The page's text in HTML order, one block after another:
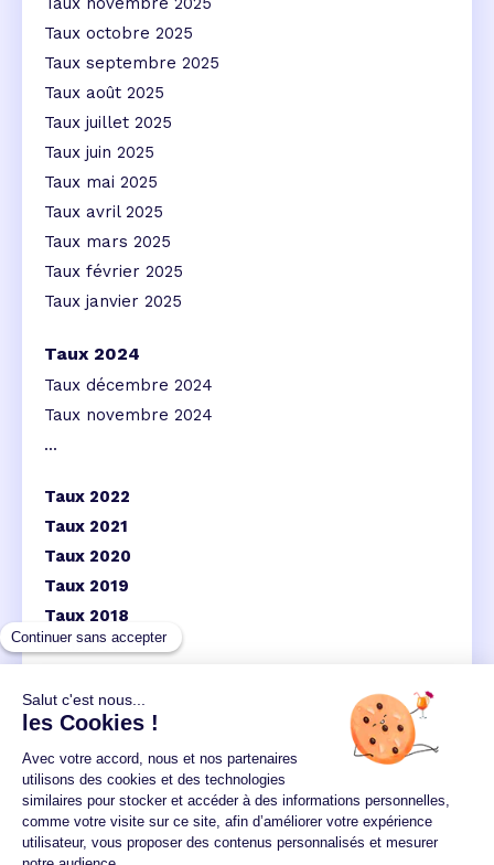
Taux octobre 2025
Taux septembre 2025
Taux août 2025
Taux juillet 2025
Taux juin 2025
Taux mai 2025
Taux avril 2025
Taux mars 2025
Taux février 2025
Taux janvier 2025
Taux 2024
Taux décembre 2024
Taux novembre 2024
...
Taux 2022
Taux 2021
Taux 2020
Taux 2019
Taux 2018
Taux 2017
Un crédit vous engage et doit être remboursé.